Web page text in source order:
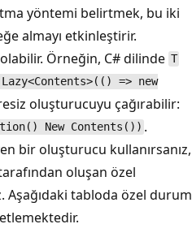
yöntemi belirtmek, bu iki
almayı etkinleştirir.
Örneğin, C# dilinde T
Lazy<Contents>(() => new
oluşturucuyu çağırabilir:
New Contents()) .
bir oluşturucu kullanırsanız,
oluşan özel
Aşağıdaki tabloda özel durum